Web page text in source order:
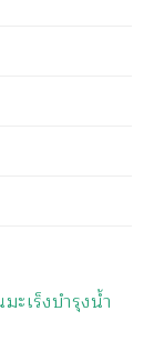
เร็งบำรุงน้ำ